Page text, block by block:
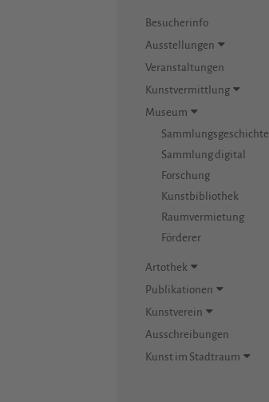
Besucherinfo
Ausstellungen
Veranstaltungen
Kunstvermittlung
Museum
Sammlungsgeschichte
Sammlung digital
Forschung
Kunstbibliothek
Raumvermietung
Förderer
Artothek
Publikationen
Kunstverein
Ausschreibungen
Kunst im Stadtraum